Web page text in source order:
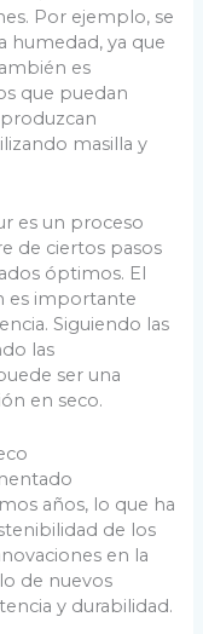
Por ejemplo, se
humedad, ya que
es
que puedan
produzcan
masilla y
es un proceso
de ciertos pasos
óptimos. El
es importante
Siguiendo las
las
ser una
en seco.
años, lo que ha
de los
en la
de nuevos
y durabilidad.